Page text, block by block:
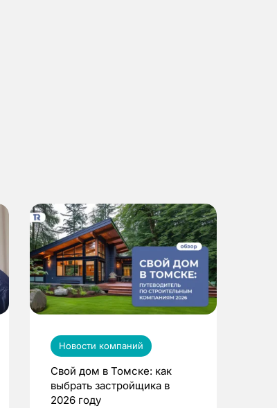
Новости компаний
Свой дом в Томске: как
выбрать застройщика в
2026 году